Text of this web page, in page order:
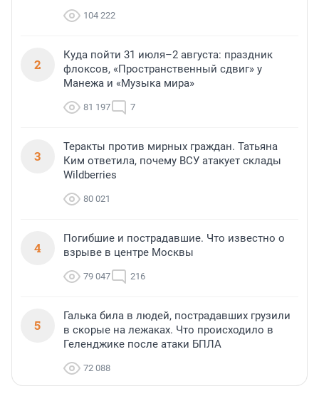
104 222
2
Куда пойти 31 июля–2 августа: праздник
флоксов, «Пространственный сдвиг» у
Манежа и «Музыка мира»
81 197 7
3
Теракты против мирных граждан. Татьяна
Ким ответила, почему ВСУ атакует склады
Wildberries
80 021
4
Погибшие и пострадавшие. Что известно о
взрыве в центре Москвы
79 047 216
5
Галька била в людей, пострадавших грузили
в скорые на лежаках. Что происходило в
Геленджике после атаки БПЛА
72 088